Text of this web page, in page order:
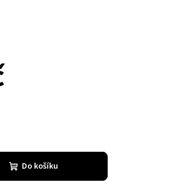
Do košíku